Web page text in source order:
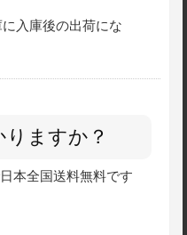
入庫後の出荷にな
りますか？
本全国送料無料です